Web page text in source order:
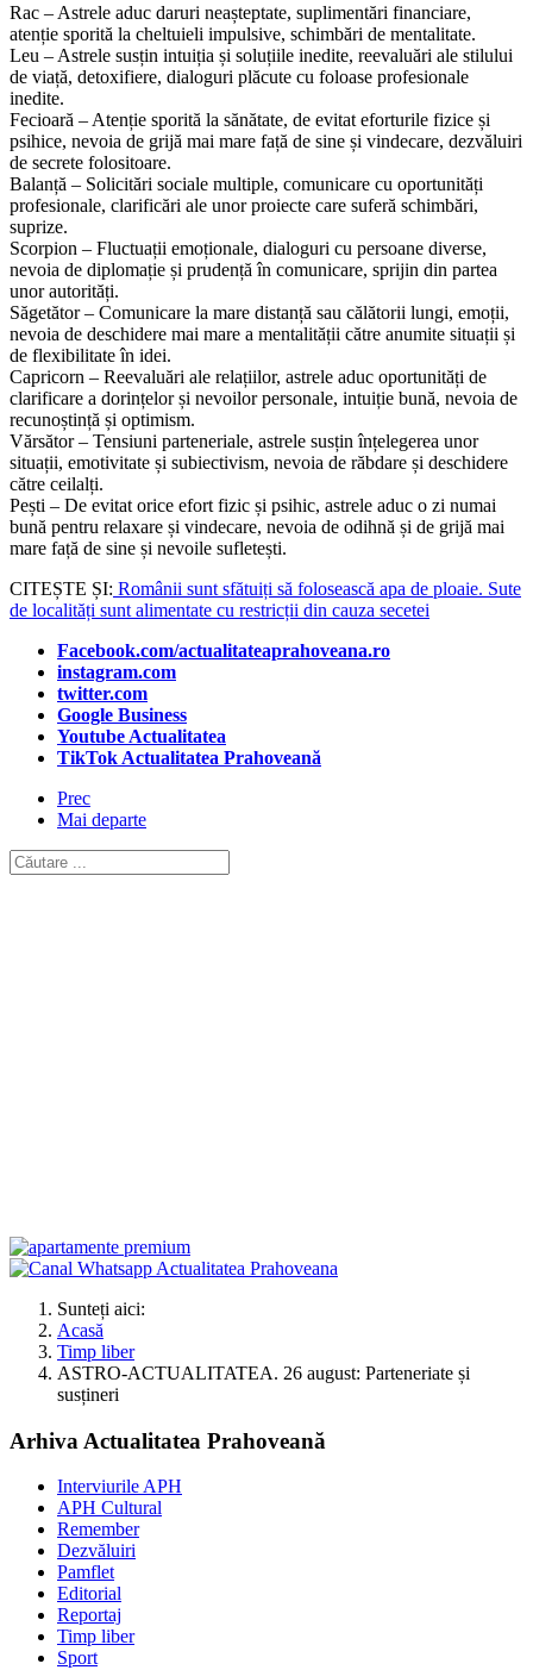
Rac – Astrele aduc daruri neașteptate, suplimentări financiare,
atenție sporită la cheltuieli impulsive, schimbări de mentalitate.
Leu – Astrele susțin intuiția și soluțiile inedite, reevaluări ale stilului
de viață, detoxifiere, dialoguri plăcute cu foloase profesionale
inedite.
Fecioară – Atenție sporită la sănătate, de evitat eforturile fizice și
psihice, nevoia de grijă mai mare față de sine și vindecare, dezvăluiri
de secrete folositoare.
Balanță – Solicitări sociale multiple, comunicare cu oportunități
profesionale, clarificări ale unor proiecte care suferă schimbări,
suprize.
Scorpion – Fluctuații emoționale, dialoguri cu persoane diverse,
nevoia de diplomație și prudență în comunicare, sprijin din partea
unor autorități.
Săgetător – Comunicare la mare distanță sau călătorii lungi, emoții,
nevoia de deschidere mai mare a mentalității către anumite situații și
de flexibilitate în idei.
Capricorn – Reevaluări ale relațiilor, astrele aduc oportunități de
clarificare a dorințelor și nevoilor personale, intuiție bună, nevoia de
recunoștință și optimism.
Vărsător – Tensiuni parteneriale, astrele susțin înțelegerea unor
situații, emotivitate și subiectivism, nevoia de răbdare și deschidere
către ceilalți.
Pești – De evitat orice efort fizic și psihic, astrele aduc o zi numai
bună pentru relaxare și vindecare, nevoia de odihnă și de grijă mai
mare față de sine și nevoile sufletești.
CITEȘTE ȘI: Românii sunt sfătuiți să folosească apa de ploaie. Sute
de localități sunt alimentate cu restricții din cauza secetei
Facebook.com/actualitateaprahoveana.ro
instagram.com
twitter.com
Google Business
Youtube Actualitatea
TikTok Actualitatea Prahoveană
Prec
Mai departe
Sunteți aici:
Acasă
Timp liber
ASTRO-ACTUALITATEA. 26 august: Parteneriate și
susțineri
Arhiva Actualitatea Prahoveană
Interviurile APH
APH Cultural
Remember
Dezvăluiri
Pamflet
Editorial
Reportaj
Timp liber
Sport